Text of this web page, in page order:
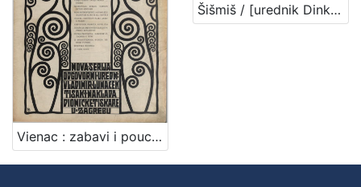
Šišmiš / [urednik Dinko T. Chudoba]
Vienac : zabavi i pouci : nova serija / odgovorni urednik Vladimir Lunaček